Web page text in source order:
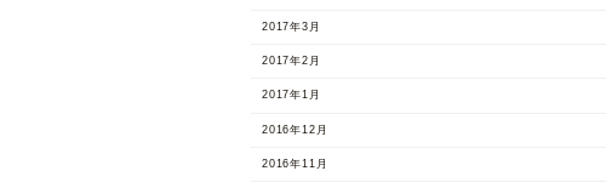
2017年3月
2017年2月
2017年1月
2016年12月
2016年11月